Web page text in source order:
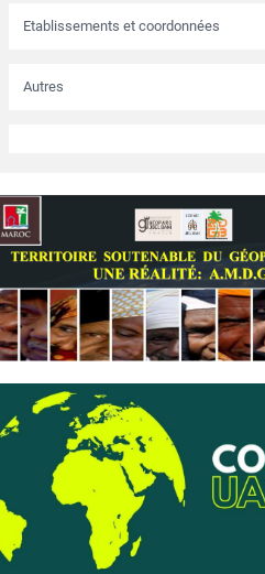
Etablissements et coordonnées
Autres